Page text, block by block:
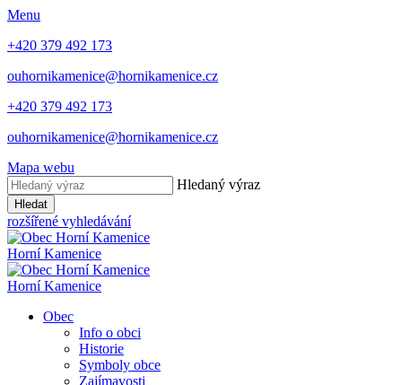
Menu
+420 379 492 173
ouhornikamenice@hornikamenice.cz
+420 379 492 173
ouhornikamenice@hornikamenice.cz
Mapa webu
Hledaný výraz
Hledat
rozšířené vyhledávání
Horní Kamenice
Horní Kamenice
Obec
Info o obci
Historie
Symboly obce
Zajímavosti